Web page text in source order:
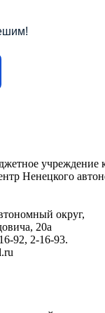
учреждение
Ненецкого
округ,
20а
92, 2-16-93.